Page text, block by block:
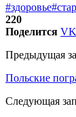
#здоровье
220
Поделится VK
Предыдущая
Польские
Следующая